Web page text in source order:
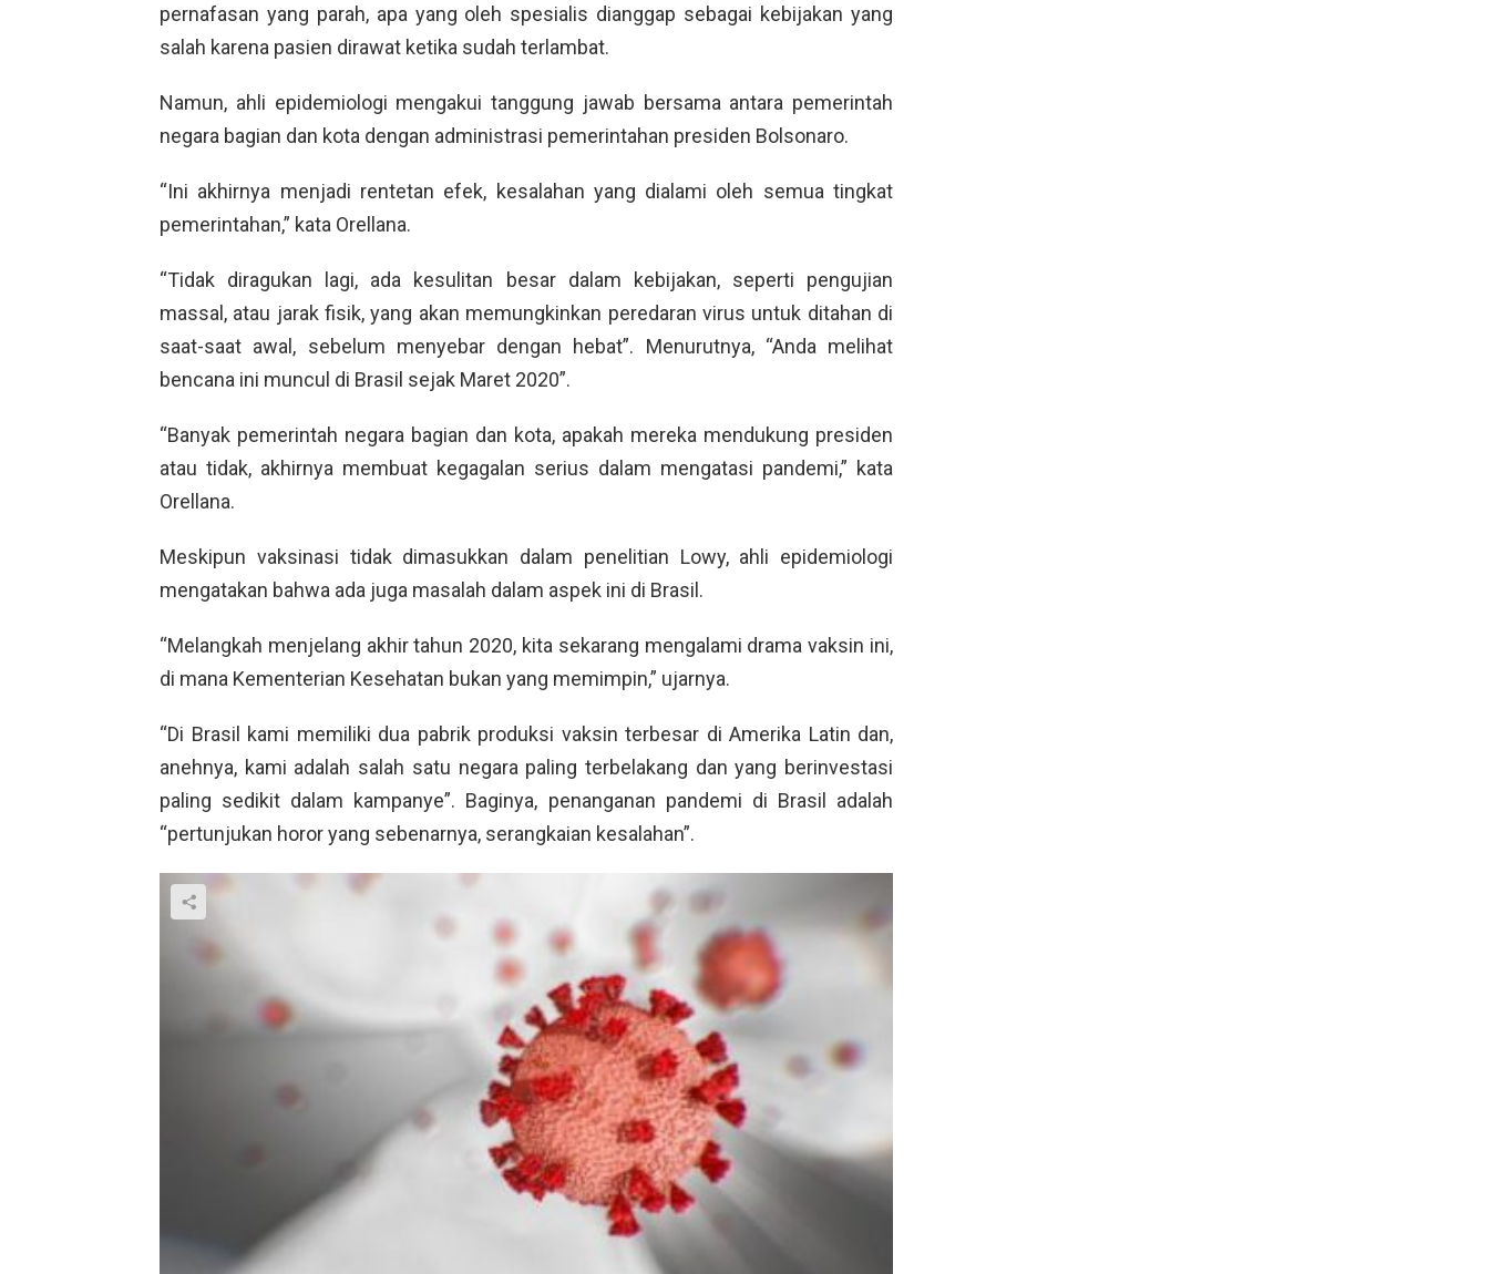
pernafasan yang parah, apa yang oleh spesialis dianggap sebagai kebijakan yang
salah karena pasien dirawat ketika sudah terlambat.
Namun, ahli epidemiologi mengakui tanggung jawab bersama antara pemerintah
negara bagian dan kota dengan administrasi pemerintahan presiden Bolsonaro.
“Ini akhirnya menjadi rentetan efek, kesalahan yang dialami oleh semua tingkat
pemerintahan,” kata Orellana.
“Tidak diragukan lagi, ada kesulitan besar dalam kebijakan, seperti pengujian
massal, atau jarak fisik, yang akan memungkinkan peredaran virus untuk ditahan di
saat-saat awal, sebelum menyebar dengan hebat”. Menurutnya, “Anda melihat
bencana ini muncul di Brasil sejak Maret 2020”.
“Banyak pemerintah negara bagian dan kota, apakah mereka mendukung presiden
atau tidak, akhirnya membuat kegagalan serius dalam mengatasi pandemi,” kata
Orellana.
Meskipun vaksinasi tidak dimasukkan dalam penelitian Lowy, ahli epidemiologi
mengatakan bahwa ada juga masalah dalam aspek ini di Brasil.
“Melangkah menjelang akhir tahun 2020, kita sekarang mengalami drama vaksin ini,
di mana Kementerian Kesehatan bukan yang memimpin,” ujarnya.
“Di Brasil kami memiliki dua pabrik produksi vaksin terbesar di Amerika Latin dan,
anehnya, kami adalah salah satu negara paling terbelakang dan yang berinvestasi
paling sedikit dalam kampanye”. Baginya, penanganan pandemi di Brasil adalah
“pertunjukan horor yang sebenarnya, serangkaian kesalahan”.